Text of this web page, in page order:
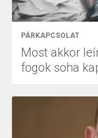
PÁRKAPCSOLAT
Most akkor
fogok soha